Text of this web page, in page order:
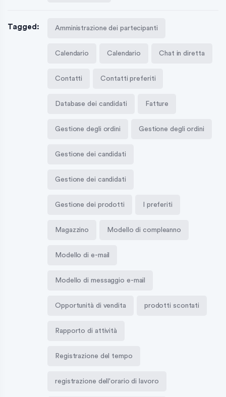
Tagged: Amministrazione dei partecipanti
Calendario Calendario Chat in diretta
Contatti Contatti preferiti
Database dei candidati Fatture
Gestione degli ordini Gestione degli ordini
Gestione dei candidati
Gestione dei candidati
Gestione dei prodotti I preferiti
Magazzino Modello di compleanno
Modello di e-mail
Modello di messaggio e-mail
Opportunità di vendita prodotti scontati
Rapporto di attività
Registrazione del tempo
registrazione dell'orario di lavoro